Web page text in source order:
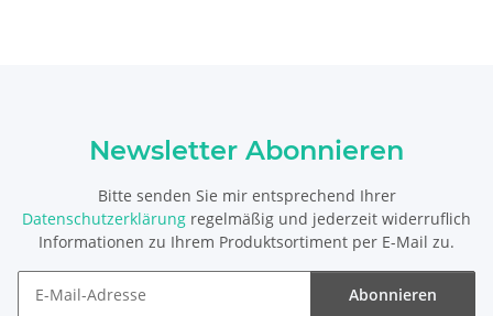
Newsletter Abonnieren
Bitte senden Sie mir entsprechend Ihrer
Datenschutzerklärung regelmäßig und jederzeit widerruflich
Informationen zu Ihrem Produktsortiment per E-Mail zu.
Abonnieren